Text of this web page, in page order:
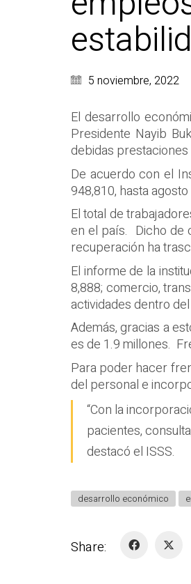
5 noviembre, 2022
El desarrollo
Presidente Nayib
debidas prestaciones
De acuerdo con el
948,810, hasta
El total de
en el país. Dicho de
recuperación ha
El informe de la
8,888; comercio,
actividades dentro
Además, gracias a
es de 1.9 millones.
Para poder hacer
del personal e
“Con la
pacientes,
destacó el ISSS.
desarrollo económico
Share: